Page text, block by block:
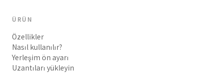
ÜRÜN
Özellikler
Nasıl kullanılır?
Yerleşim ön ayarı
Uzantıları yükleyin